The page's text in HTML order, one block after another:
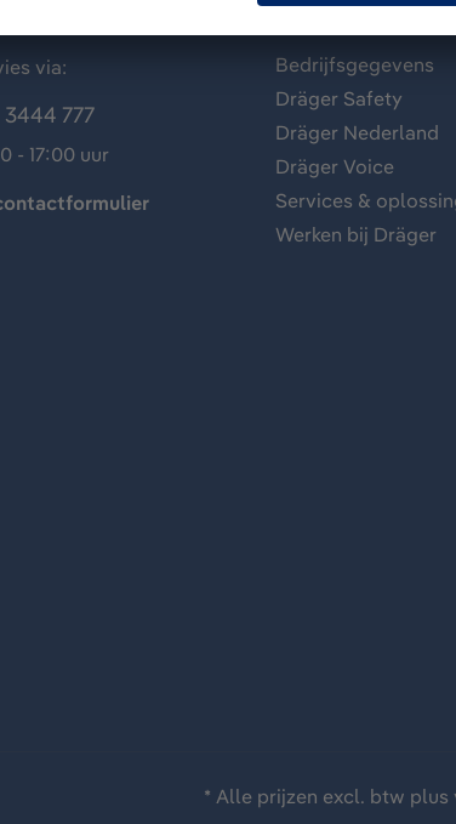
via:
3444 777
- 17:00 uur
Bedrijfsgegevens
Dräger Safety
Dräger Nederland
Dräger Voice
Services &
Werken bij Dräger
* Alle prijzen excl. btw plus